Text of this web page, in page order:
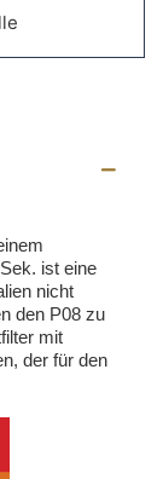
ist eine
nicht
den P08 zu
mit
der für den